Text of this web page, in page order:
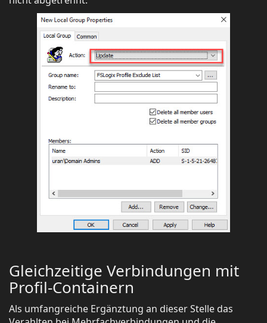
Gleichzeitige Verbindungen mit
Profil-Containern
Als umfangreiche Ergänztung an dieser Stelle das